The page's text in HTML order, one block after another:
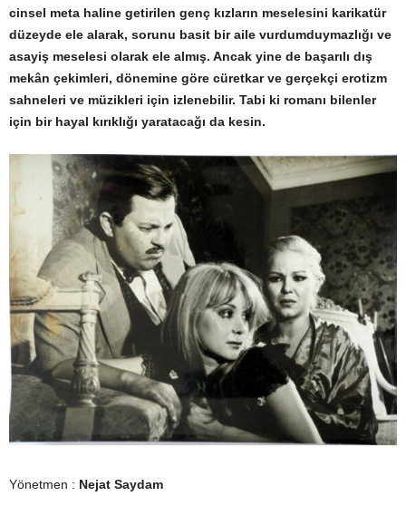
cinsel meta haline getirilen genç kızların meselesini karikatür
düzeyde ele alarak, sorunu basit bir aile vurdumduymazlığı ve
asayiş meselesi olarak ele almış. Ancak yine de başarılı dış
mekân çekimleri, dönemine göre cüretkar ve gerçekçi erotizm
sahneleri ve müzikleri için izlenebilir. Tabi ki romanı bilenler
için bir hayal kırıklığı yaratacağı da kesin.
Yönetmen : Nejat Saydam